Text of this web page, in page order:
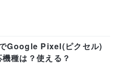
Google Pixel(ピクセル)
種は？使える？